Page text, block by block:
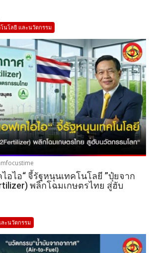
นโลยี และนวัตกรรม
อไอ“ จี้รัฐหนุนเทคโนโลยี ”ปุ๋ยจาก
พลิกโฉมเกษตรไทย สู่ฮับ
ละนวัตกรรม